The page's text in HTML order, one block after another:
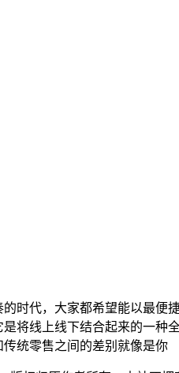
时代，大家都希望能以最便
将线上线下结合起来的一种
统零售之间的差别就像是你